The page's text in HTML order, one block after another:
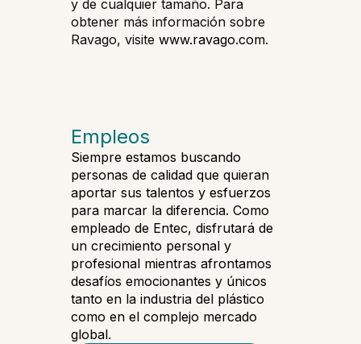
y de cualquier tamaño. Para
obtener más información sobre
Ravago, visite www.ravago.com.
Empleos
Siempre estamos buscando
personas de calidad que quieran
aportar sus talentos y esfuerzos
para marcar la diferencia. Como
empleado de Entec, disfrutará de
un crecimiento personal y
profesional mientras afrontamos
desafíos emocionantes y únicos
tanto en la industria del plástico
como en el complejo mercado
global.